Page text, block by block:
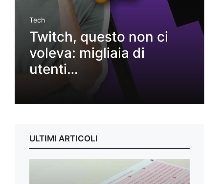
Tech
Twitch, questo non ci
voleva: migliaia di
utenti…
ULTIMI ARTICOLI